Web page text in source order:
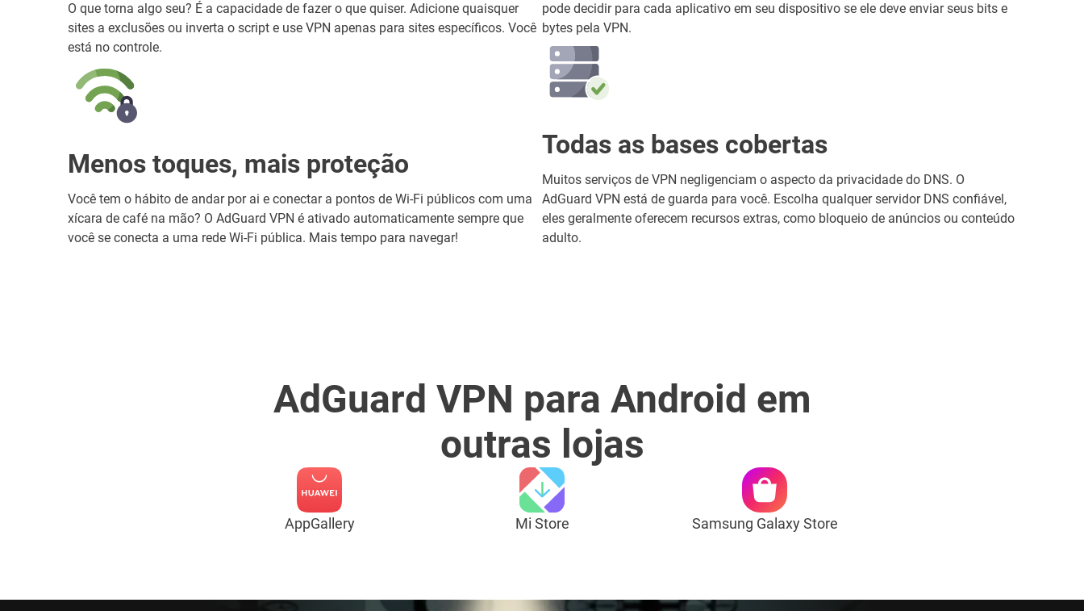
O que torna algo seu? É a capacidade de fazer o que quiser. Adicione quaisquer
sites a exclusões ou inverta o script e use VPN apenas para sites específicos. Você
está no controle.
Menos toques, mais proteção
Você tem o hábito de andar por ai e conectar a pontos de Wi-Fi públicos com uma
xícara de café na mão? O AdGuard VPN é ativado automaticamente sempre que
você se conecta a uma rede Wi-Fi pública. Mais tempo para navegar!
pode decidir para cada aplicativo em seu dispositivo se ele deve enviar seus bits e
bytes pela VPN.
Todas as bases cobertas
Muitos serviços de VPN negligenciam o aspecto da privacidade do DNS. O
AdGuard VPN está de guarda para você. Escolha qualquer servidor DNS confiável,
eles geralmente oferecem recursos extras, como bloqueio de anúncios ou conteúdo
adulto.
AdGuard VPN para Android em
outras lojas
AppGallery Mi Store Samsung Galaxy Store